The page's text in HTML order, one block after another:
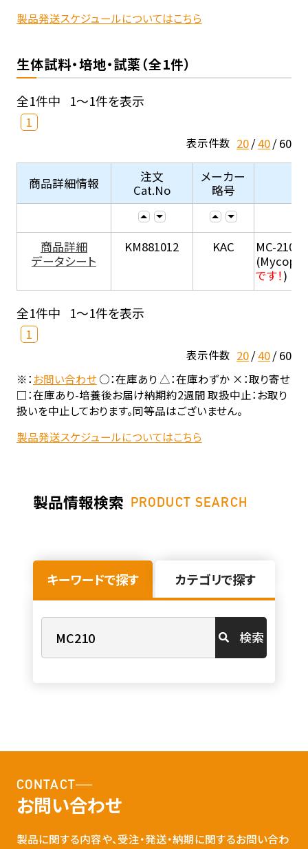
製品発送スケジュールについてはこちら
生体試料・培地・試薬（全1件）
全1件中 1～1件を表示
1
表示件数 20 40 60
商品詳細情報
注文
Cat.No
メーカー
略号
商品詳細
データシート
KM881012 KAC
MC-210 (
です！)
全1件中 1～1件を表示
1
表示件数 20 40 60
※：お問い合わせ○：在庫あり △：在庫わずか ×：取り寄せ
□：在庫あり-培養後お届け納期約2週間 取扱中止：お取り
扱いを中止しております。同等品はございません。
製品発送スケジュールについてはこちら
製品情報検索 PRODUCT SEARCH
キーワードで探す カテゴリで探す
検索
CONTACT
お問い合わせ
製品に関する内容や、受注・発送・納期に関するお問い合わ